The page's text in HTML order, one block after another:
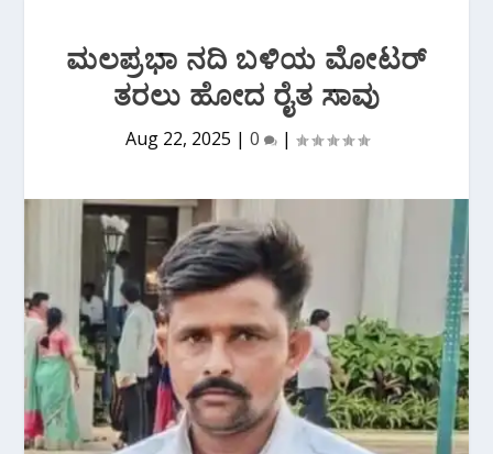
ಮಲಪ್ರಭಾ ‌ನದಿ ಬಳಿಯ ಮೋಟರ್
ತರಲು ಹೋದ ರೈತ ಸಾವು
Aug 22, 2025 | 0 |